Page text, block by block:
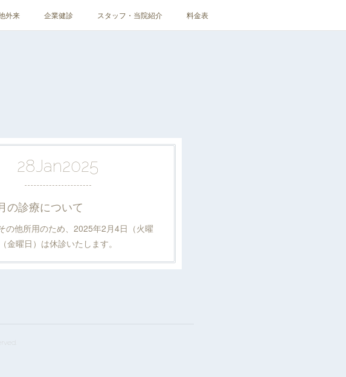
外来 企業健診 スタッフ・当院紹介 料金表
28Jan2025
の診療について
の他所用のため、2025年2月4日（火曜
金曜日）は休診いたします。